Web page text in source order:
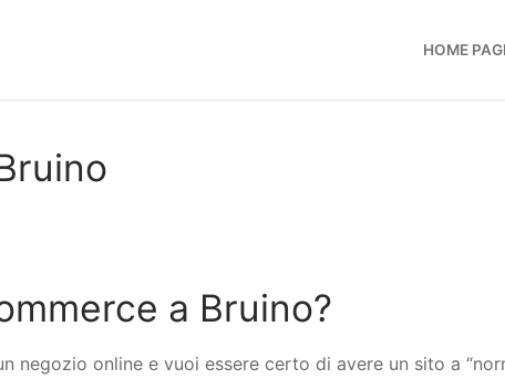
HOME
a Bruino?
negozio online e vuoi essere certo di avere un sito a